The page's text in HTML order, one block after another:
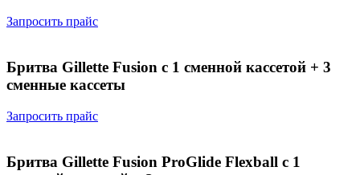
Запросить прайс
Бритва Gillette Fusion с 1 сменной кассетой + 3
сменные кассеты
Запросить прайс
Бритва Gillette Fusion ProGlide Flexball с 1